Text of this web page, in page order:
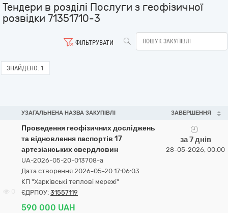
Тендери в розділі Послуги з геофізичної
розвідки 71351710-3
ФІЛЬТРУВАТИ
ЗНАЙДЕНО: 1
УЗАГАЛЬНЕНА НАЗВА ЗАКУПІВЛІ ЗАВЕРШЕННЯ
Проведення геофізичних досліджень
та відновлення паспортів 17
артезіанських свердловин
UA-2026-05-20-013708-a
Дата створення 2026-05-20 17:06:03
КП "Харківські теплові мережі"
ЄДРПОУ: 31557119
590 000 UAH
за 7 днів
28-05-2026, 00:00